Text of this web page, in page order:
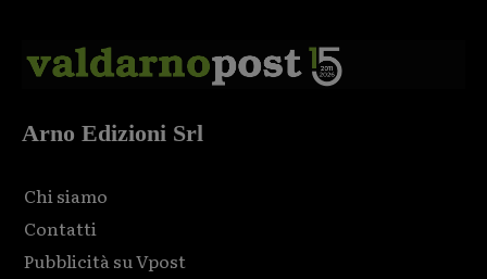
Arno Edizioni Srl
Chi siamo
Contatti
Pubblicità su Vpost